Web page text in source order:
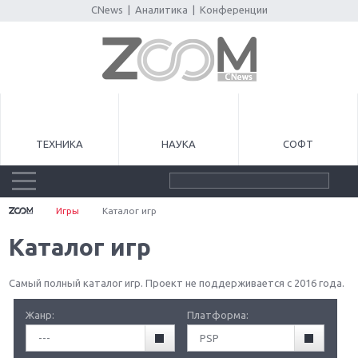
CNews Аналитика Конференции
ТЕХНИКА НАУКА СОФТ
Игры Каталог игр
Каталог игр
Самый полный каталог игр. Проект не поддерживается с 2016 года.
Жанр:
---
Платформа:
PSP